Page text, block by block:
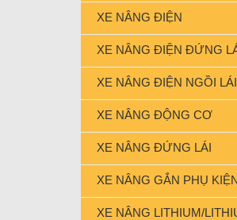
XE NÂNG ĐIỆN
XE NÂNG ĐIỆN ĐỨNG
XE NÂNG ĐIỆN NGỒI LÁI
XE NÂNG ĐỘNG CƠ
XE NÂNG ĐỨNG LÁI
XE NÂNG GẮN PHỤ
XE NÂNG LITHIUM/